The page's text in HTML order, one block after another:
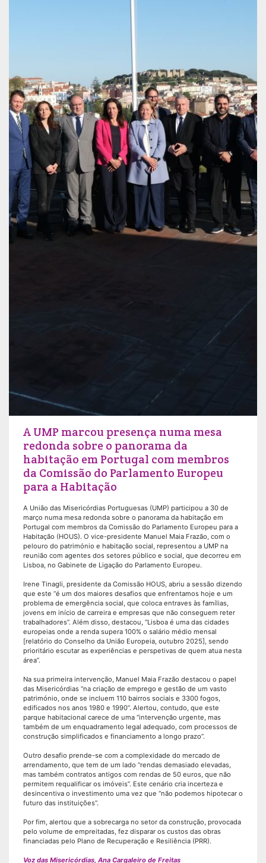
A UMP marcou presença numa mesa
redonda sobre o panorama da
habitação em Portugal com membros
da Comissão do Parlamento Europeu
para a Habitação
A União das Misericórdias Portuguesas (UMP) participou a 30 de
março numa mesa redonda sobre o panorama da habitação em
Portugal com membros da Comissão do Parlamento Europeu para a
Habitação (HOUS). O vice-presidente Manuel Maia Frazão, com o
pelouro do património e habitação social, representou a UMP na
reunião com agentes dos setores público e social, que decorreu em
Lisboa, no Gabinete de Ligação do Parlamento Europeu.
Irene Tinagli, presidente da Comissão HOUS, abriu a sessão dizendo
que este “é um dos maiores desafios que enfrentamos hoje e um
problema de emergência social, que coloca entraves às famílias,
jovens em início de carreira e empresas que não conseguem reter
trabalhadores”. Além disso, destacou, “Lisboa é uma das cidades
europeias onde a renda supera 100% o salário médio mensal
[relatório do Conselho da União Europeia, outubro 2025], sendo
prioritário escutar as experiências e perspetivas de quem atua nesta
área”.
Na sua primeira intervenção, Manuel Maia Frazão destacou o papel
das Misericórdias “na criação de emprego e gestão de um vasto
património, onde se incluem 110 bairros sociais e 3300 fogos,
edificados nos anos 1980 e 1990”. Alertou, contudo, que este
parque habitacional carece de uma “intervenção urgente, mas
também de um enquadramento legal adequado, com processos de
construção simplificados e financiamento a longo prazo”.
Outro desafio prende-se com a complexidade do mercado de
arrendamento, que tem de um lado “rendas demasiado elevadas,
mas também contratos antigos com rendas de 50 euros, que não
permitem requalificar os imóveis”. Este cenário cria incerteza e
desincentiva o investimento uma vez que “não podemos hipotecar o
futuro das instituições”.
Por fim, alertou que a sobrecarga no setor da construção, provocada
pelo volume de empreitadas, fez disparar os custos das obras
financiadas pelo Plano de Recuperação e Resiliência (PRR).
Voz das Misericórdias, Ana Cargaleiro de Freitas